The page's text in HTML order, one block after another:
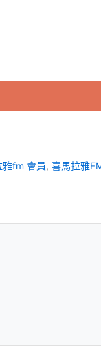
雅fm 會員, 喜馬拉雅